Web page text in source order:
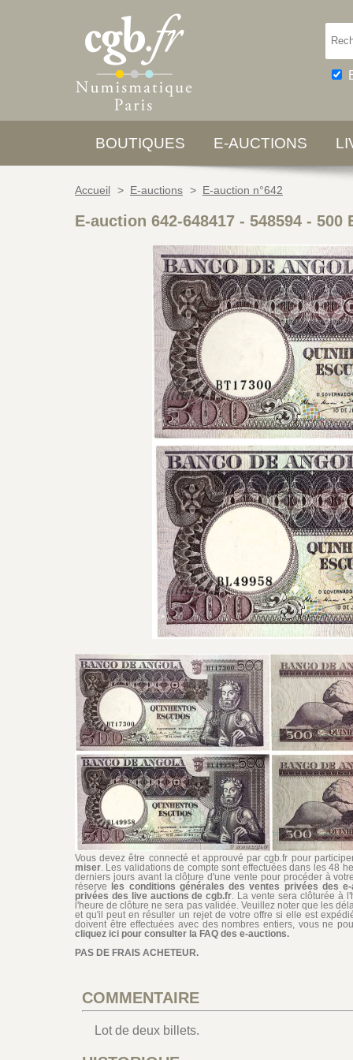
BOUTIQUES E-AUCTIONS
Accueil > E-auctions > E-auction n°642
E-auction 642-648417 - 548594 - 500
Vous devez être connecté et approuvé par cgb.fr pour
miser. Les validations de compte sont effectuées dans les 48
derniers jours avant la clôture d'une vente pour procéder à
réserve
les conditions générales des ventes privées des
privées des live auctions de cgb.fr. La vente sera clôturée à
l'heure de clôture ne sera pas validée. Veuillez noter que les
et qu'il peut en résulter un rejet de votre offre si elle est
doivent être effectuées avec des nombres entiers, vous ne
cliquez ici pour consulter la FAQ des e-auctions.
PAS DE FRAIS ACHETEUR.
COMMENTAIRE
Lot de deux billets.